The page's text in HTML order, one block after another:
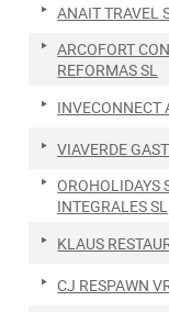
ANAIT TRAVEL
ARCOFORT
REFORMAS SL
INVECONNECT
VIAVERDE
OROHOLIDAYS
INTEGRALES SL
KLAUS
CJ RESPAWN